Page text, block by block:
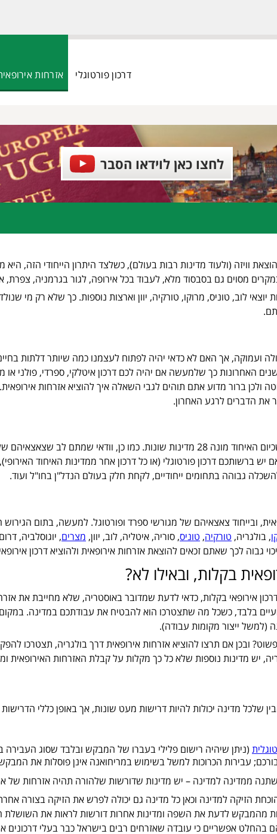
פתח תפריט נגישות
דרכון פורטוגלי אזרחות
לחצו כאן לוידאו הסבר
וויזה (ולעוד מדינות רבות בעולם), כשלצד היתרון הייחודי הזה, היא
מסוים גם בסבסוד מלא, לעבוד בכל אירופה, לגור בגרמניה, צפרת,
לוב, טוניס, מרוקו, טורקיה, יוון וארצות נוספות. כך שלא רק מי
ועמוקה, אך האם לא כדאי יהיה לפתוח לעצמנו כמה שיותר דלתות
האחרונות כך שלמעשה אם יהיה לכם דרכון איטלקי, ספרדי, פולני או
ולכן ברור מדוע אתם תוהים לגבי השאלה איך להוציא אזרחות
את הדברים לרגע האחרון.
וודאי שמתם לב שצאצאיהם של
ברשותכם דרכון פורטוגלי (או כל דרכון אחר ממדינות האיחוד
גבוהה בתחומים ייחודיים, לקחת חלק בעולם הנדל"ן בחו"ל ועוד.
ובייחוד צאצאיהם של מגורשי ספרד ופורטוגל. למעשה, בתום
, בולגריה, טורקיה, טוניס, סוריה, איטליה, לוב, יוון, מצרים, יוגוסלביה,
לכך שאתם זכאים להוצאת אזרחות אירופאית ולהוציא דרכון
בקלות, ובאילו לא?
אירופאי בקלות, כדאי לדעת שמדובר באוסטריה, שלא מחייבת את
בלבד, כשכל מה שתצטרכו הוא להבטיח את עבודתכם במדינה.
(למשל ייצור מקומות עבודה).
שלכל מדינה יכולות להיות דרישות מעט שונות, אך באופן כללי הדרישות
עבירות הכרוכות למשל בשימוש במריחואנה אינן פוסלות את
ממדינה למדינה – יש מדינות שדורשות שלהורה תהיה אזרחות של
הזיקה למדינה וכאן כל מדינה גם יכולה לפרש את הזיקה בצורה
מהמבקש לדעת את השפה ומדינות אחרות דורשות לראות את
אפשריים כי עובדה שאזרחים רבים בישראל כבר בעלי דרכונים